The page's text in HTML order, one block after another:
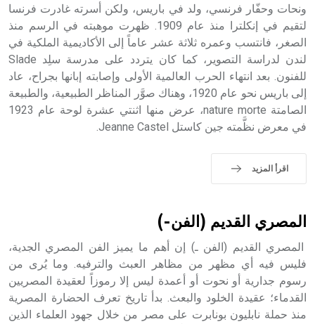
- هل تعلم أن أبجر Abgar اسم معروف جيداً يعود إلى عدد من
الملوك الذين حكموا مدينة إديسا (الرها) من أبجر الأول وحتى
التاسع، وهم ينتسبون إلى أسرة أوسروين
حيث تقتصر القيمة الصوتية للعلامة الك
ونحات وحفّار فرنسي، ولد في باريس، ولكن أسرته غادرت فرنسا
لتقيم في إنكلترا منذ عام 1909. ظهرت موهبته في الرسم منذ
الصغر، فانتسب وعمره ثلاثة عشر عاماً إلى الأكاديمية الملكية في
لندن لدراسة التصوير، كما كان يتردد على مدرسة سلِد Slade
للفنون. بعد انتهاء الحرب العالمية الأولى وإصابته إبانها بجراح، عاد
إلى باريس نحو عام 1920، وهناك صوَّر المناظر الطبيعية، والطبيعة
الصامتة nature morte، عرض منها اثنتي عشرة لوحة عام 1923
في معرض نظَّمته جين كاستل Jeanne Castel.
اقرأ المزيد
المصري القديم (الفن-)
المصري القديم (الفن ـ) إن أهم ما يميز الفن المصري الجدية،
فليس فيه أي مظهر من مظاهر العبث والترفيه. وما يُرى من
رسوم جدارية أو نحوت أو أعمدة ليس إلا رموزاً لعقيدة المصريين
القدماء؛ عقيدة الخلود والبعث. بدأ تاريخ تعرف الحضارة المصرية
منذ حملة نابليون بونابرت على مصر من خلال جهود العلماء الذين